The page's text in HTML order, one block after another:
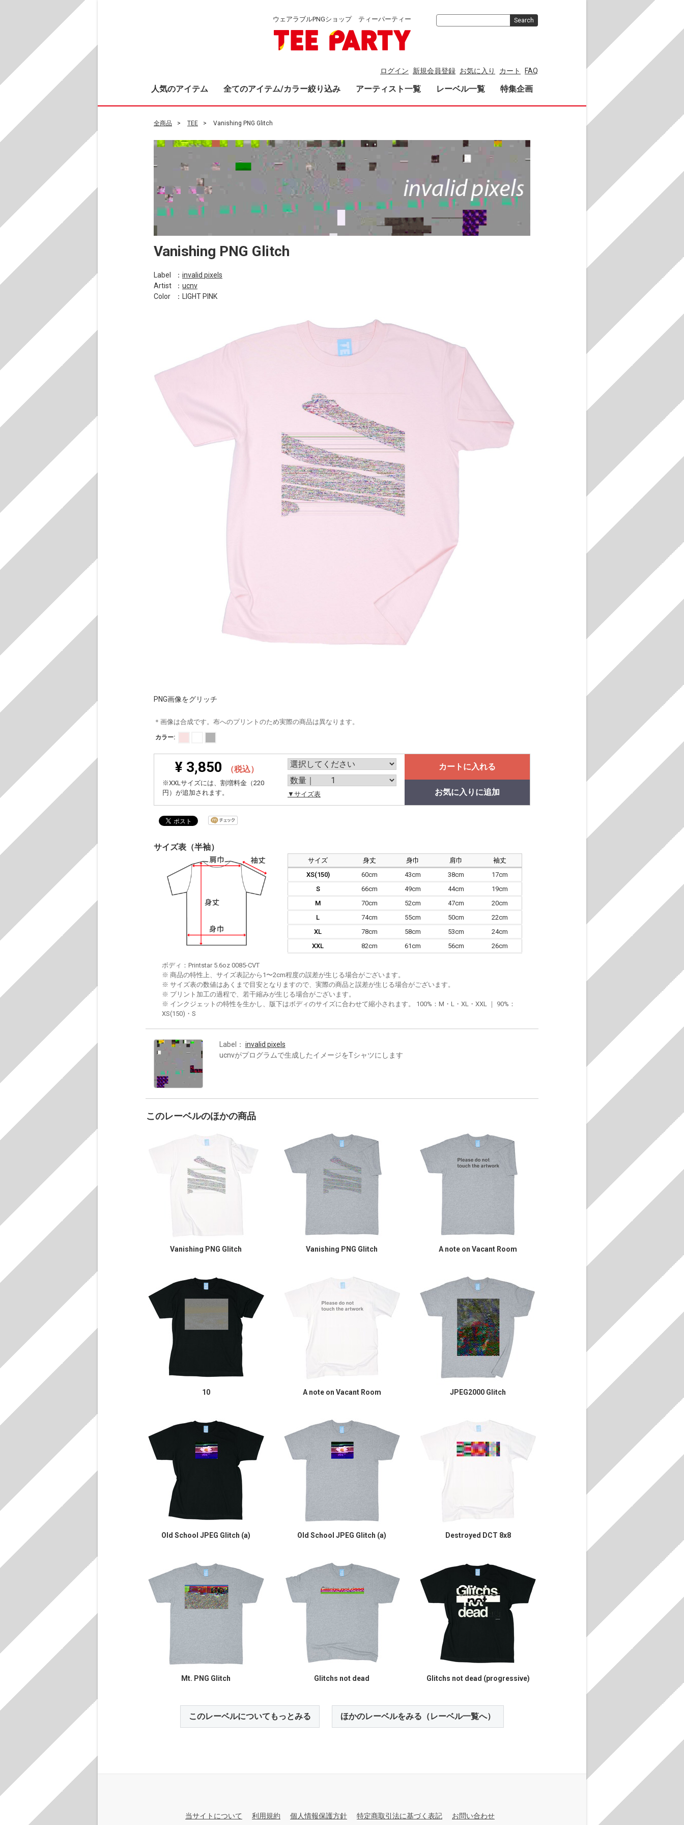
ウェアラブルPNGショップ ティーパーティー
ログイン 新規会員登録 お気に入り カート FAQ
人気のアイテム 全てのアイテム/カラー絞り込み アーティスト一覧 レーベル一覧 特集企画
Search
全商品 TEE Vanishing PNG Glitch
Vanishing PNG Glitch
Label ： invalid pixels
Artist
： ucnv
Color
：LIGHT PINK
PNG画像をグリッチ
＊画像は合成です。布へのプリントのため実際の商品は異なります。
カラー:
¥ 3,850 （税込）
※XXLサイズには、割増料金（220
円）が追加されます。
▼サイズ表
カートに入れる
お気に入りに追加
サイズ表（半袖）
サイズ 身丈 身巾 肩巾
袖丈
XS(150)
60cm 43cm 38cm
17cm
S
66cm 49cm 44cm
19cm
M
70cm 52cm 47cm
20cm
L
74cm 55cm 50cm
22cm
XL
78cm 58cm 53cm
24cm
XXL
82cm 61cm 56cm 26cm
ボディ：Printstar 5.6oz 0085-CVT
※ 商品の特性上、サイズ表記から1〜2cm程度の誤差が生じる場合がございます。
※ サイズ表の数値はあくまで目安となりますので、実際の商品と誤差が生じる場合がございます。
※ プリント加工の過程で、若干縮みが生じる場合がございます。
※ インクジェットの特性を生かし、版下はボディのサイズに合わせて縮小されます。 100%：M・L・XL・XXL ｜ 90%：
XS(150)・S
Label： invalid pixels
ucnvがプログラムで生成したイメージをTシャツにします
このレーベルのほかの商品
Vanishing PNG Glitch Vanishing PNG Glitch A note on Vacant Room
10 A note on Vacant Room JPEG2000 Glitch
Old School JPEG Glitch (a) Old School JPEG Glitch (a) Destroyed DCT 8x8
Mt. PNG Glitch Glitchs not dead Glitchs not dead (progressive)
このレーベルについてもっとみる ほかのレーベルをみる（レーベル一覧へ）
当サイトについて 利用規約 個人情報保護方針 特定商取引法に基づく表記 お問い合わせ